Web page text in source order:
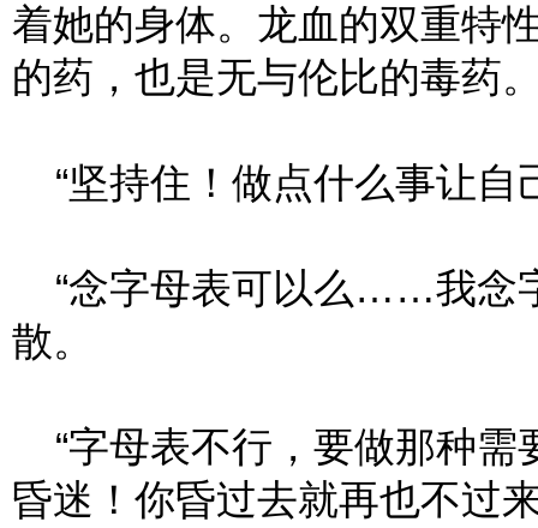
着她的身体。龙血的双重特
的药，也是无与伦比的毒药
“坚持住！做点什么事让自
“念字母表可以么……我念
散。
“字母表不行，要做那种需
昏迷！你昏过去就再也不过